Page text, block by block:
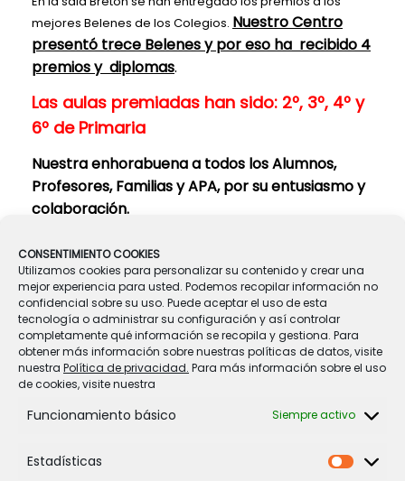
CONSENTIMIENTO COOKIES
Utilizamos cookies para personalizar su contenido y crear una
mejor experiencia para usted. Podemos recopilar información no
confidencial sobre su uso. Puede aceptar el uso de esta
tecnología o administrar su configuración y así controlar
completamente qué información se recopila y gestiona. Para
obtener más información sobre nuestras políticas de datos, visite
nuestra Política de privacidad. Para más información sobre el uso
de cookies, visite nuestra
Funcionamiento básico Siempre activo
Estadísticas
mejores Belenes de los Colegios. Nuestro Centro
presentó trece Belenes y por eso ha recibido 4
premios y diplomas.
Las aulas premiadas han sido: 2º, 3º, 4º y
6º de Primaria
Nuestra enhorabuena a todos los Alumnos,
Profesores, Familias y APA, por su entusiasmo y
colaboración.
en esta misma página web)
Navegador de artículos
← CONCURSO DE TARJETAS NAVIDEÑAS
CURSO DE TÉCNICAS DE ESTUDIO